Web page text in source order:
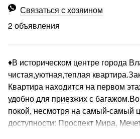
Связаться с хозяином
2 объявления
♦️В историческом центре города
чистая,уютная,теплая
Квартира находится на первом
удобно для приезжих с
покой, несмотря на самый-самый
доступности: Проспект Мира,
музеи,набережная реки